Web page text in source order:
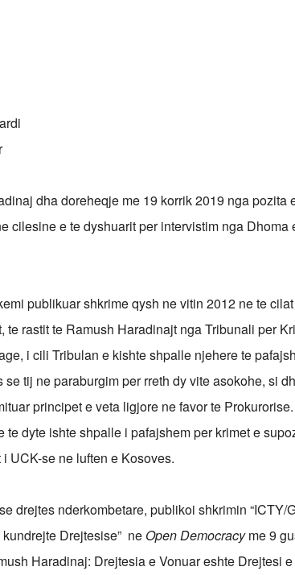
dha doreheqje me 19 korrik 2019 nga pozita
cilesine e te dyshuarit per intervistim nga Dhoma
publikuar shkrime qysh ne vitin 2012 ne te
te rastit te Ramush Haradinajt nga Tribunali per
i cili Tribulan e kishte shpalle njehere te
tij ne paraburgim per rreth dy vite asokohe, si
principet e veta ligjore ne favor te
te dyte ishte shpalle i pafajshem per krimet e
UCK-se ne luften e Kosoves.
drejtes nderkombetare, publikoi shkrimin “ICTY/
Drejtesise” ne Open Democracyme 9
Haradinaj: Drejtesia e Vonuar eshte Drejtesi e